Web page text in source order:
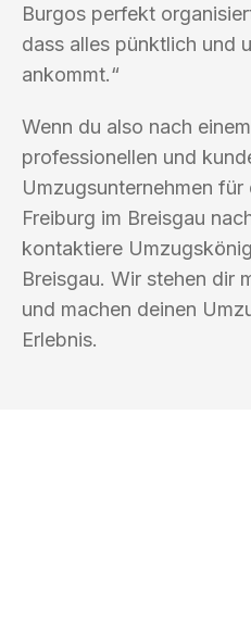
Burgos perfekt
dass alles pünktlich und
ankommt.“
Wenn du also nach
professionellen und
Umzugsunternehmen
Freiburg im Breisgau
kontaktiere
Breisgau. Wir stehen dir
und machen deinen
Erlebnis.